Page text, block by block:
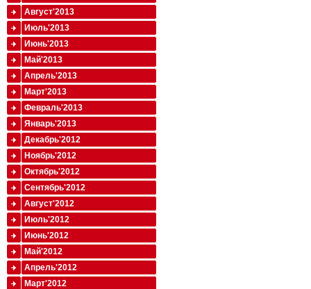
Август'2013
Июль'2013
Июнь'2013
Май'2013
Апрель'2013
Март'2013
Февраль'2013
Январь'2013
Декабрь'2012
Ноябрь'2012
Октябрь'2012
Сентябрь'2012
Август'2012
Июль'2012
Июнь'2012
Май'2012
Апрель'2012
Март'2012